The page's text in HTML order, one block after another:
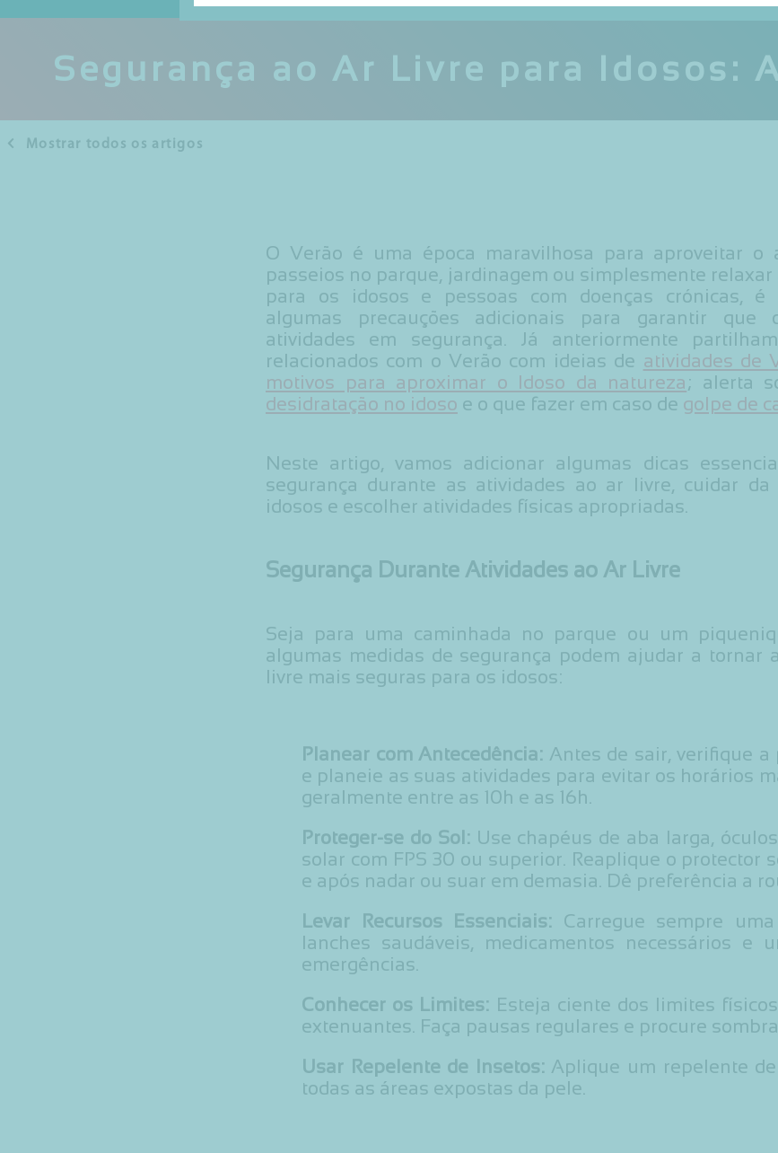
Segurança ao Ar Livre para Idosos:
Mostrar todos os artigos
O Verão é uma época maravilhosa para aproveitar o
passeios no parque, jardinagem ou simplesmente relaxar
para os idosos e pessoas com doenças crónicas, é
algumas precauções adicionais para garantir que
atividades em segurança. Já anteriormente
relacionados com o Verão com ideias de atividades de
motivos para aproximar o Idoso da natureza ; alerta
desidratação no idoso e o que fazer em caso de golpe de
Neste artigo, vamos adicionar algumas dicas
segurança durante as atividades ao ar livre, cuidar
idosos e escolher atividades físicas apropriadas.
Segurança Durante Atividades ao Ar Livre
Seja para uma caminhada no parque ou um
algumas medidas de segurança podem ajudar a tornar
livre mais seguras para os idosos:
Planear com Antecedência: Antes de sair, verifique a
e planeie as suas atividades para evitar os horários
geralmente entre as 10h e as 16h.
Proteger-se do Sol: Use chapéus de aba larga,
solar com FPS 30 ou superior. Reaplique o protector
e após nadar ou suar em demasia. Dê preferência a
Levar Recursos Essenciais: Carregue sempre
lanches saudáveis, medicamentos necessários e
emergências.
Conhecer os Limites: Esteja ciente dos limites
extenuantes. Faça pausas regulares e procure
Usar Repelente de Insetos: Aplique um repelente
todas as áreas expostas da pele.